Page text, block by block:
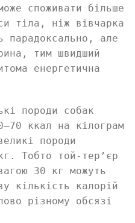
споживати більше
тіла, ніж вівчарка
парадоксально, але
тим швидший
енергетична
породи собак
ккал на кілограм
породи
Тобто той-тер’єр
30 кг можуть
кількість калорій
різному обсязі